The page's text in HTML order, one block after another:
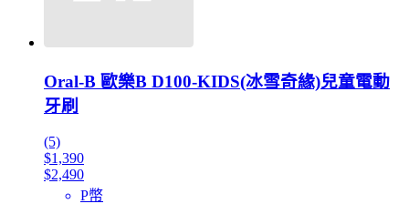
Oral-B 歐樂B D100-KIDS(冰雪奇緣)兒童電動
牙刷
(5)
$1,390
$2,490
P幣